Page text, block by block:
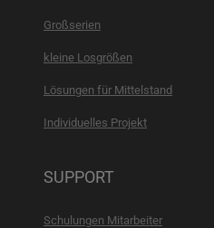
Großserien
kleine Losgrößen
Lösungen für Mittelstand
Individuelles Projekt
SUPPORT
Schulungen Mitarbeiter